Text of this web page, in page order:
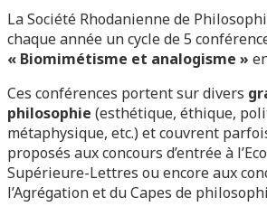
La Société Rhodanienne de
chaque année un cycle de 5
« Biomimétisme et analogisme »
Ces conférences portent sur divers
philosophie (esthétique, éthique,
métaphysique, etc.) et couvrent
proposés aux concours d’entrée à
Supérieure-Lettres ou encore aux
l’Agrégation et du Capes de